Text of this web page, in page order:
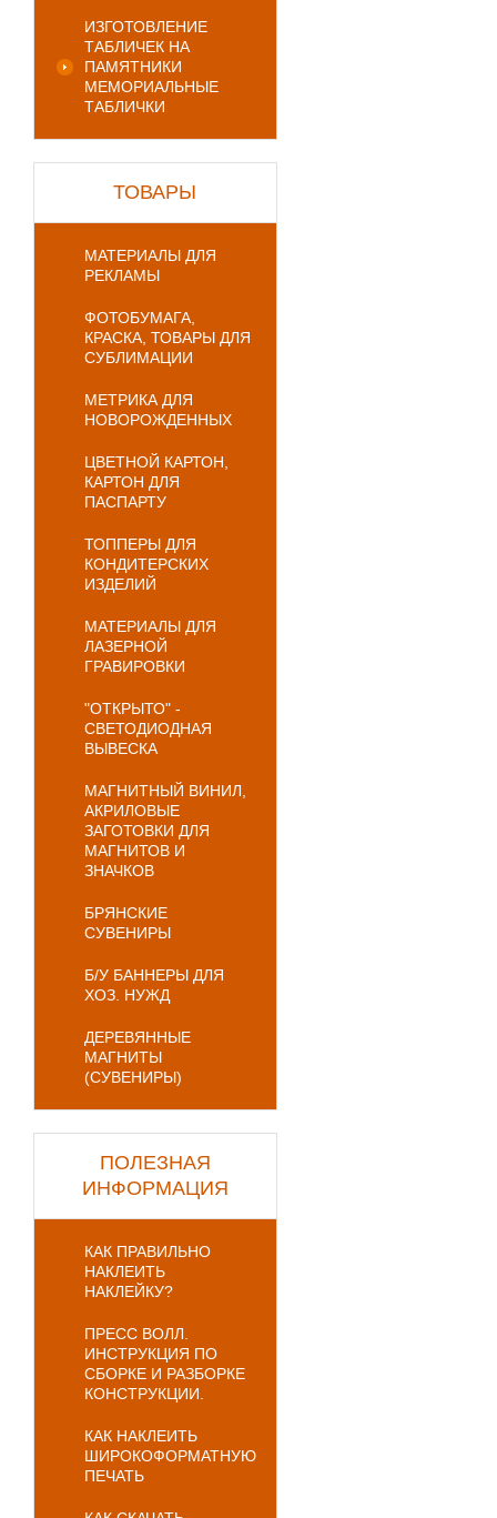
ИЗГОТОВЛЕНИЕ
ТАБЛИЧЕК НА
ПАМЯТНИКИ
МЕМОРИАЛЬНЫЕ
ТАБЛИЧКИ
ТОВАРЫ
МАТЕРИАЛЫ ДЛЯ
РЕКЛАМЫ
ФОТОБУМАГА,
КРАСКА, ТОВАРЫ ДЛЯ
СУБЛИМАЦИИ
МЕТРИКА ДЛЯ
НОВОРОЖДЕННЫХ
ЦВЕТНОЙ КАРТОН,
КАРТОН ДЛЯ
ПАСПАРТУ
ТОППЕРЫ ДЛЯ
КОНДИТЕРСКИХ
ИЗДЕЛИЙ
МАТЕРИАЛЫ ДЛЯ
ЛАЗЕРНОЙ
ГРАВИРОВКИ
"ОТКРЫТО" -
СВЕТОДИОДНАЯ
ВЫВЕСКА
МАГНИТНЫЙ ВИНИЛ,
АКРИЛОВЫЕ
ЗАГОТОВКИ ДЛЯ
МАГНИТОВ И
ЗНАЧКОВ
БРЯНСКИЕ
СУВЕНИРЫ
Б/У БАННЕРЫ ДЛЯ
ХОЗ. НУЖД
ДЕРЕВЯННЫЕ
МАГНИТЫ
(СУВЕНИРЫ)
ПОЛЕЗНАЯ
ИНФОРМАЦИЯ
КАК ПРАВИЛЬНО
НАКЛЕИТЬ
НАКЛЕЙКУ?
ПРЕСС ВОЛЛ.
ИНСТРУКЦИЯ ПО
СБОРКЕ И РАЗБОРКЕ
КОНСТРУКЦИИ.
КАК НАКЛЕИТЬ
ШИРОКОФОРМАТНУЮ
ПЕЧАТЬ